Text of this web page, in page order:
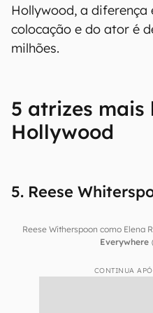
Hollywood, a
colocação e do ator é
milhões.
5 atrizes mais
Hollywood
5. Reese
Reese Witherspoon como Elena
Everywhere
CONTINUA